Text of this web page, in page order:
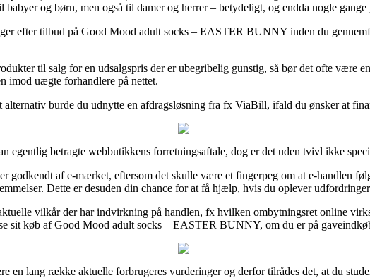
og børn, men også til damer og herrer – betydeligt, og endda nogle
efter tilbud på Good Mood adult socks – EASTER BUNNY inden du
til salg for en udsalgspris der er ubegribelig gunstig, så bør det ofte være
imod uægte forhandlere på nettet.
burde du udnytte en afdragsløsning fra fx ViaBill, ifald du ønsker at
egentlig betragte webbutikkens forretningsaftale, dog er det uden tvivl ikke
godkendt af e-mærket, eftersom det skulle være et fingerpeg om at e-handlen
Dette er desuden din chance for at få hjælp, hvis du oplever
vilkår der har indvirkning på handlen, fx hvilken ombytningsret online
sit køb af Good Mood adult socks – EASTER BUNNY, om du er på
en lang række aktuelle forbrugeres vurderinger og derfor tilrådes det, at du